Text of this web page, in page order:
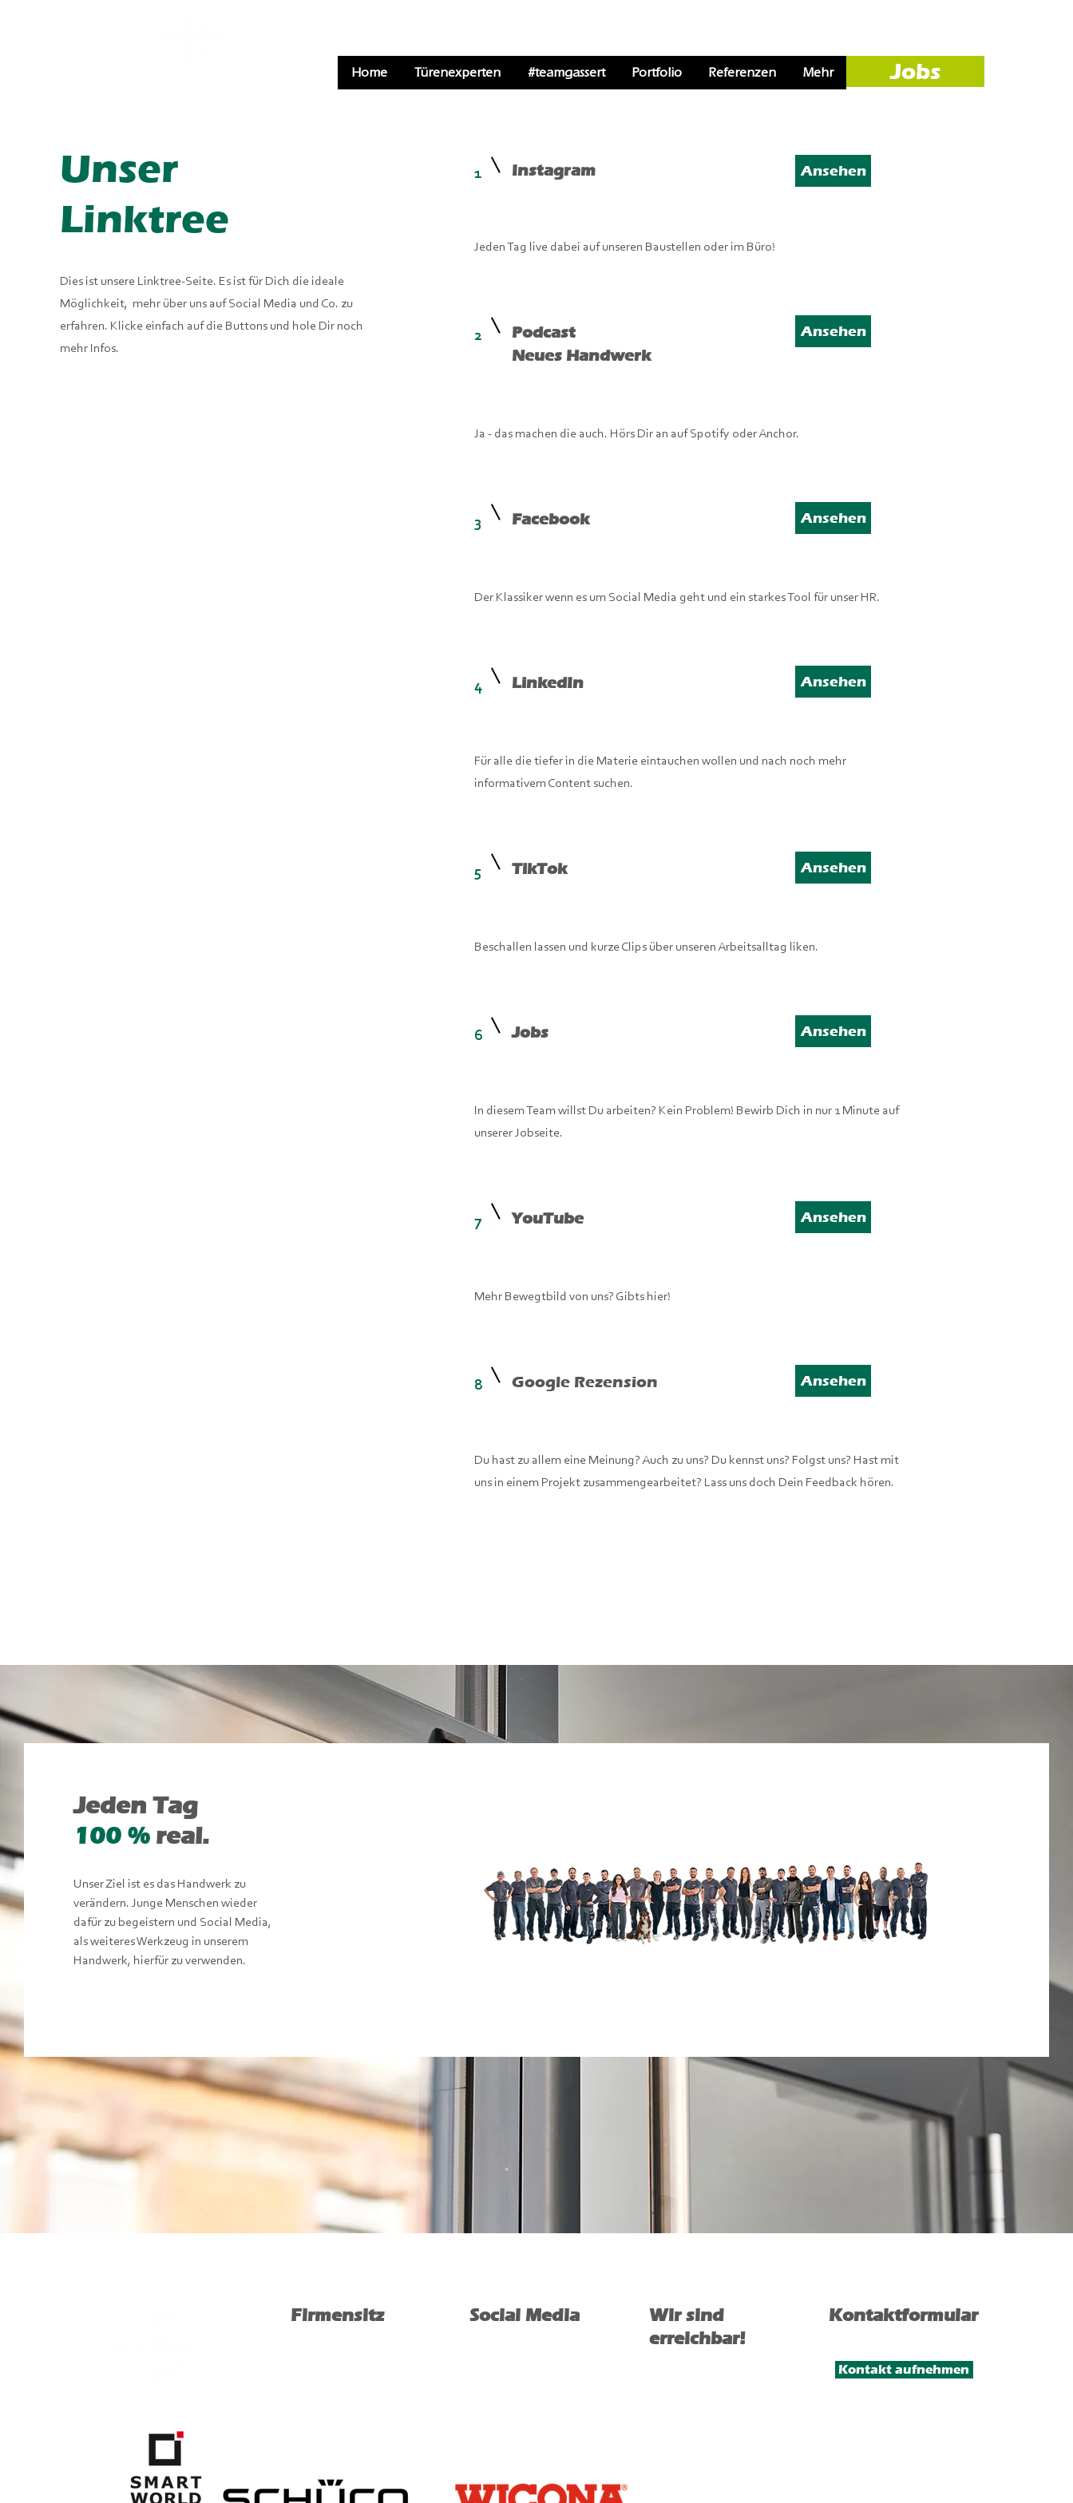
Home Türenexperten #teamgassert Portfolio Referenzen Mehr Jobs
Unser
Linktree
Dies ist unsere Linktree-Seite. Es ist für Dich die ideale
Möglichkeit, mehr über uns auf Social Media und Co. zu
erfahren. Klicke einfach auf die Buttons und hole Dir noch
mehr Infos.
1 Instagram Ansehen
Jeden Tag live dabei auf unseren Baustellen oder im Büro!
2
Podcast
Neues Handwerk
Ansehen
Ja - das machen die auch. Hörs Dir an auf Spotify oder Anchor.
3 Facebook Ansehen
Der Klassiker wenn es um Social Media geht und ein starkes Tool für unser HR.
4 LinkedIn Ansehen
Für alle die tiefer in die Materie eintauchen wollen und nach noch mehr
informativem Content suchen.
5 TikTok Ansehen
Beschallen lassen und kurze Clips über unseren Arbeitsalltag liken.
6 Jobs Ansehen
In diesem Team willst Du arbeiten? Kein Problem! Bewirb Dich in nur 1 Minute auf
unserer Jobseite.
7 YouTube Ansehen
Mehr Bewegtbild von uns? Gibts hier!
8 Google Rezension Ansehen
Du hast zu allem eine Meinung? Auch zu uns? Du kennst uns? Folgst uns? Hast mit
uns in einem Projekt zusammengearbeitet? Lass uns doch Dein Feedback hören.
Jeden Tag
100 % real.
Unser Ziel ist es das Handwerk zu
verändern. Junge Menschen wieder
dafür zu begeistern und Social Media,
als weiteres Werkzeug in unserem
Handwerk, hierfür zu verwenden.
Firmensitz Social Media
Wir sind
erreichbar!
Kontaktformular
Kontakt aufnehmen